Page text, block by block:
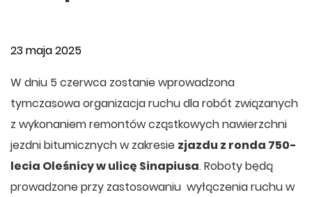
23 maja 2025
W dniu 5 czerwca zostanie wprowadzona
tymczasowa organizacja ruchu dla robót związanych
z wykonaniem remontów cząstkowych nawierzchni
jezdni bitumicznych w zakresie zjazdu z ronda 750-
lecia Oleśnicy w ulicę Sinapiusa. Roboty będą
prowadzone przy zastosowaniu wyłączenia ruchu w